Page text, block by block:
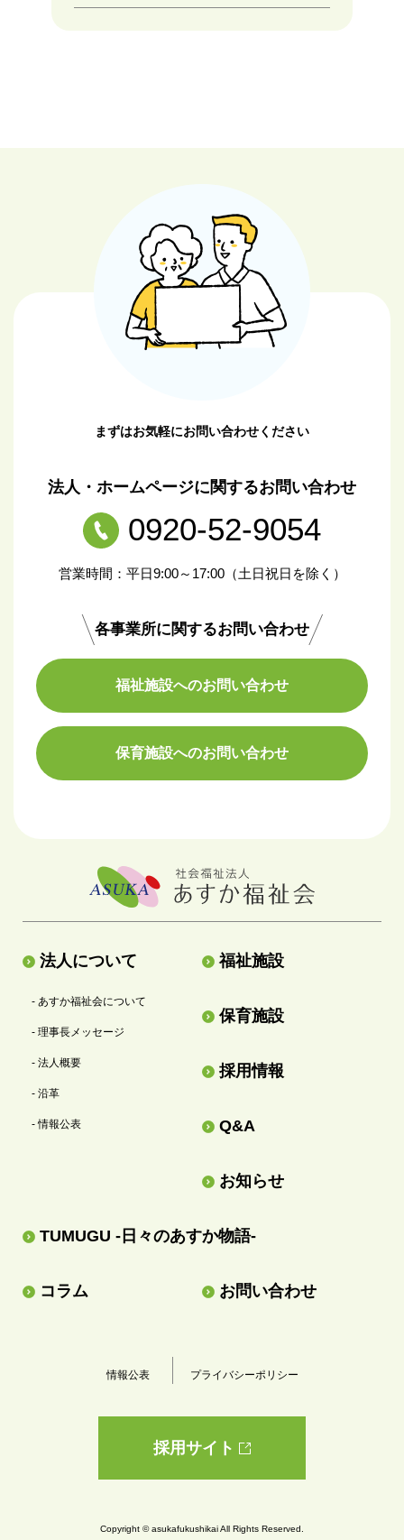
まずはお気軽にお問い合わせください
法人・ホームページに関するお問い合わせ
0920-52-9054
営業時間：平日9:00～17:00（土日祝日を除く）
各事業所に関するお問い合わせ
福祉施設へのお問い合わせ
保育施設へのお問い合わせ
法人について
- あすか福祉会について
- 理事長メッセージ
- 法人概要
- 沿革
- 情報公表
福祉施設
保育施設
採用情報
Q&A
お知らせ
TUMUGU -日々のあすか物語-
コラム お問い合わせ
情報公表 プライバシーポリシー
採用サイト
Copyright © asukafukushikai All Rights Reserved.